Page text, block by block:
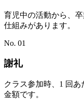
育児中の活動から、
仕組みがあります。
No. 01
謝礼
クラス参加時、1 回
金額です。